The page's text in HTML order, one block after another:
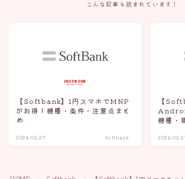
こんな記事も読まれています！
【Softbank】1円スマホでMNP
がお得！機種・条件・注意点まと
め
2024.02.27 Softbank
【
機種・